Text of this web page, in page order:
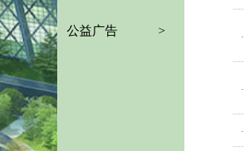
公益广告 > ·
·
·